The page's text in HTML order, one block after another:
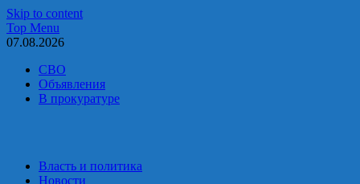
Skip to content
Top Menu
07.08.2026
СВО
Объявления
В прокуратуре
Власть и политика
Новости